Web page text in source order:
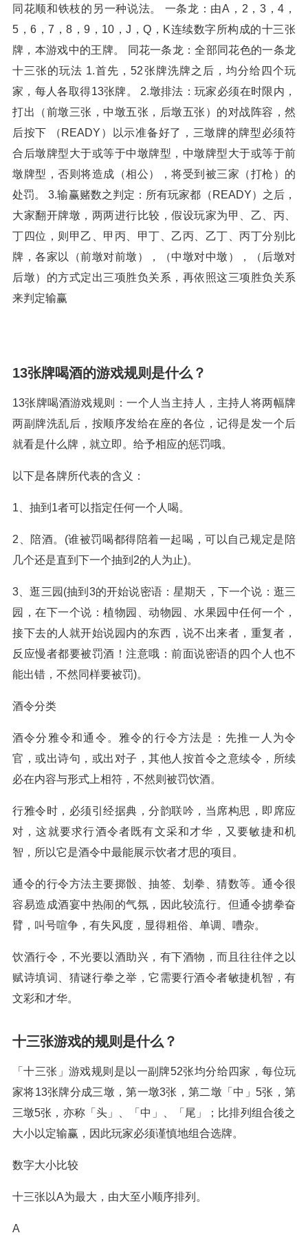
同花顺和铁枝的另一种说法。 一条龙：由A，2，3，4，
5，6，7，8，9，10，J，Q，K连续数字所构成的十三张
牌，本游戏中的王牌。 同花一条龙：全部同花色的一条龙
十三张的玩法 1.首先，52张牌洗牌之后，均分给四个玩
家，每人各取得13张牌。 2.墩排法：玩家必须在时限内，
打出（前墩三张，中墩五张，后墩五张）的对战阵容，然
后按下 （READY）以示准备好了，三墩牌的牌型必须符
合后墩牌型大于或等于中墩牌型，中墩牌型大于或等于前
墩牌型，否则将造成（相公），将受到被三家（打枪）的
处罚。 3.输赢赌数之判定：所有玩家都（READY）之后，
大家翻开牌墩，两两进行比较，假设玩家为甲、乙、丙、
丁四位，则甲乙、甲丙、甲丁、乙丙、乙丁、丙丁分别比
牌，各家以（前墩对前墩），（中墩对中墩），（后墩对
后墩）的方式定出三项胜负关系，再依照这三项胜负关系
来判定输赢
13张牌喝酒的游戏规则是什么？
13张牌喝酒游戏规则：一个人当主持人，主持人将两幅牌
两副牌洗乱后，按顺序发给在座的各位，记得是发一个后
就看是什么牌，就立即。给予相应的惩罚哦。
以下是各牌所代表的含义：
1、抽到1者可以指定任何一个人喝。
2、陪酒。(谁被罚喝都得陪着一起喝，可以自己规定是陪
几个还是直到下一个抽到2的人为止)。
3、逛三园(抽到3的开始说密语：星期天，下一个说：逛三
园，在下一个说：植物园、动物园、水果园中任何一个，
接下去的人就开始说园内的东西，说不出来者，重复者，
反应慢者都要被罚酒！注意哦：前面说密语的四个人也不
能出错，不然同样要被罚)。
酒令分类
酒令分雅令和通令。雅令的行令方法是：先推一人为令
官，或出诗句，或出对子，其他人按首令之意续令，所续
必在内容与形式上相符，不然则被罚饮酒。
行雅令时，必须引经据典，分韵联吟，当席构思，即席应
对，这就要求行酒令者既有文采和才华，又要敏捷和机
智，所以它是酒令中最能展示饮者才思的项目。
通令的行令方法主要掷骰、抽签、划拳、猜数等。通令很
容易造成酒宴中热闹的气氛，因此较流行。但通令掳拳奋
臂，叫号喧争，有失风度，显得粗俗、单调、嘈杂。
饮酒行令，不光要以酒助兴，有下酒物，而且往往伴之以
赋诗填词、猜谜行拳之举，它需要行酒令者敏捷机智，有
文彩和才华。
十三张游戏的规则是什么？
「十三张」游戏规则是以一副牌52张均分给四家，每位玩
家将13张牌分成三墩，第一墩3张，第二墩「中」5张，第
三墩5张，亦称「头」、「中」、「尾」；比排列组合後之
大小以定输赢，因此玩家必须谨慎地组合选牌。
数字大小比较
十三张以A为最大，由大至小顺序排列。
A